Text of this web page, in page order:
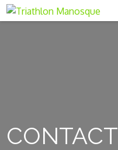
Skip
to
CONTACT